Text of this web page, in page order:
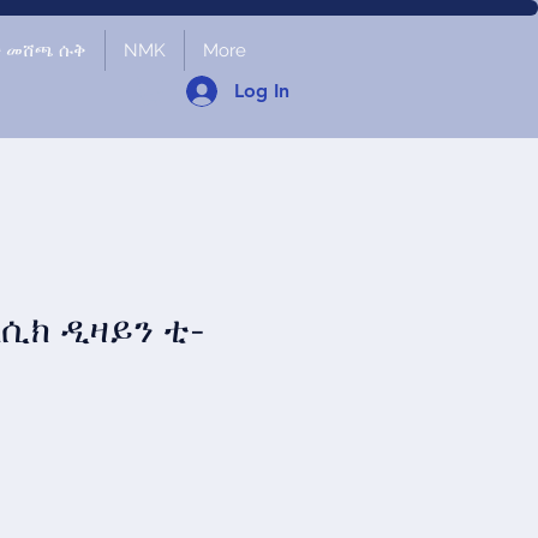
መሸጫ ሱቅ NMK More
Log In
ዲዛይን ቲ-